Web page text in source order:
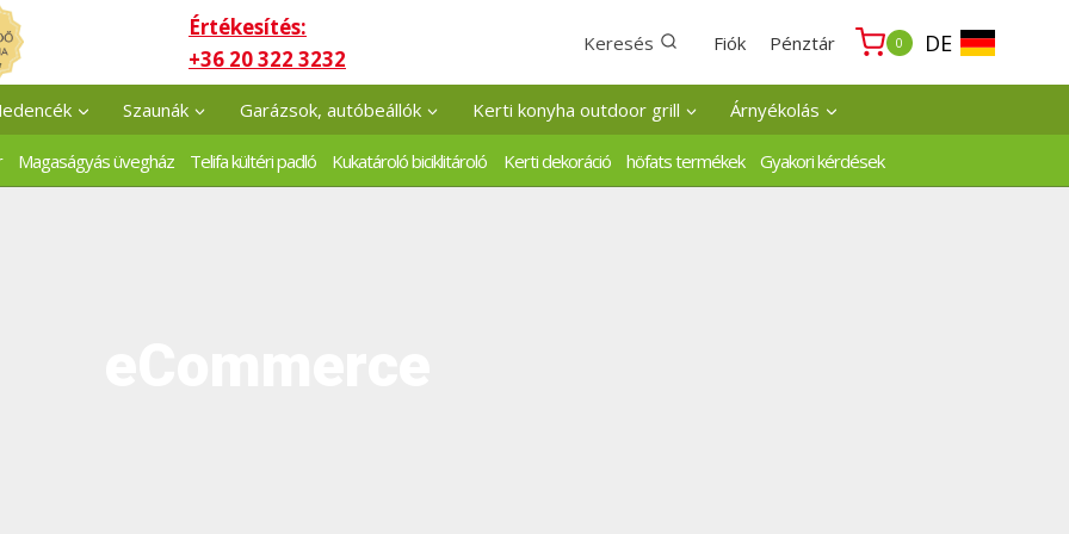
Értékesítés:
+36 20 322 3232
Keresés Fiók Pénztár 0 DE
Szaunák Garázsok, autóbeállók Kerti konyha outdoor grill Árnyékolás
Magaságyás üvegház Telifa kültéri padló Kukatároló biciklitároló Kerti dekoráció höfats termékek Gyakori kérdések